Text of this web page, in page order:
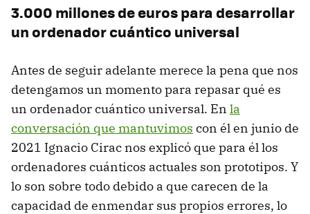
3.000 millones de euros para desarrollar
un ordenador cuántico universal
Antes de seguir adelante merece la pena que nos
detengamos un momento para repasar qué es
un ordenador cuántico universal. En la
conversación que mantuvimos con él en junio de
2021 Ignacio Cirac nos explicó que para él los
ordenadores cuánticos actuales son prototipos. Y
lo son sobre todo debido a que carecen de la
capacidad de enmendar sus propios errores, lo